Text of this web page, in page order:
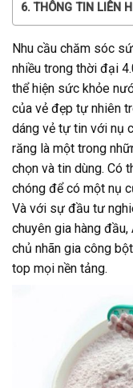
THÔNG TIN LIÊN
Nhu cầu chăm sóc
nhiều trong thời đại
thể hiện sức khỏe
của vẻ đẹp tự nhiên
dáng vẻ tự tin với nụ
răng là một trong
chọn và tin dùng. Có
chóng để có một nụ
Và với sự đầu tư
chuyên gia hàng
chủ nhãn gia công
top mọi nền tảng.